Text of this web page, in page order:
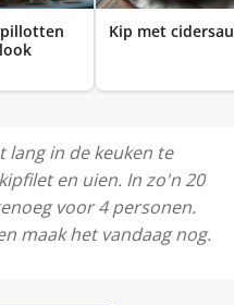
Kip met
lang in de keuken te
en uien. In zo'n 20
voor 4 personen.
maak het vandaag nog.